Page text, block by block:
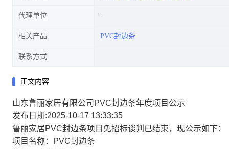
代理单位
相关产品 PVC封边条
联系方式
正文内容
山东鲁丽家居有限公司PVC封边条年度项目公示
发布日期:2025-10-17 13:33:35
鲁丽家居PVC封边条项目免招标谈判已结束，现公示如下：
项目名称：PVC封边条